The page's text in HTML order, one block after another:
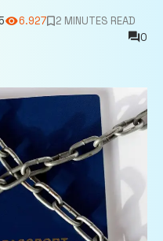
6.927
2 MINUTES READ
0